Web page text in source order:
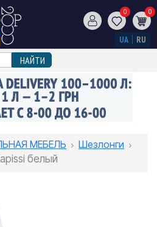
0 0
UA RU
МЕБЕЛЬ
Шезлонги
белый